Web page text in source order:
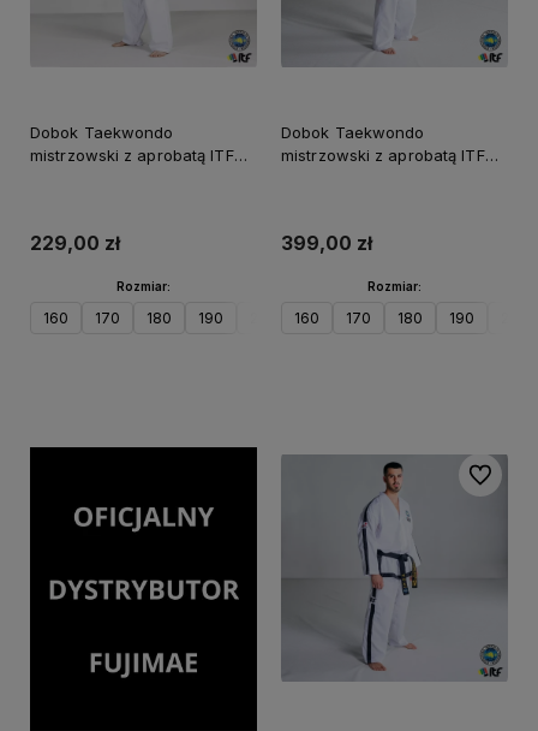
Dobok Taekwondo
mistrzowski z aprobatą ITF
229,00 zł
Rozmiar:
160 170 180 190
Dobok Taekwondo
mistrzowski z aprobatą ITF
399,00 zł
Rozmiar:
160 170 180 190
Do